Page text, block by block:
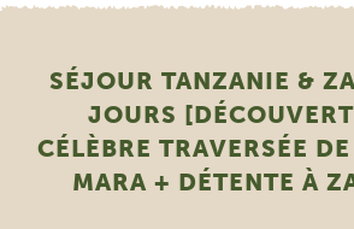
SÉJOUR TANZANIE &
JOURS
CÉLÈBRE TRAVERSÉE
MARA + DÉTENTE À